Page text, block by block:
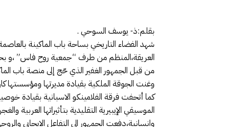
بقلم:ذ- يوسف السوحي .
العريقة،المنظم من طرف “جمعية روح فاس” ،و
من قبل الجمهور الغفير الذي حّج إلى منصة باب
وغنت الجوقة الملكية بقيادة مديرتها ومؤسستها
كما أتحفت فرقة الفلامينكو الاسبانية بقيادة
الموسيقي الإيبيرية التقليدية بتأثيراتها
وانسانية،دفعت الجمهور الى التفاعل الايجابي